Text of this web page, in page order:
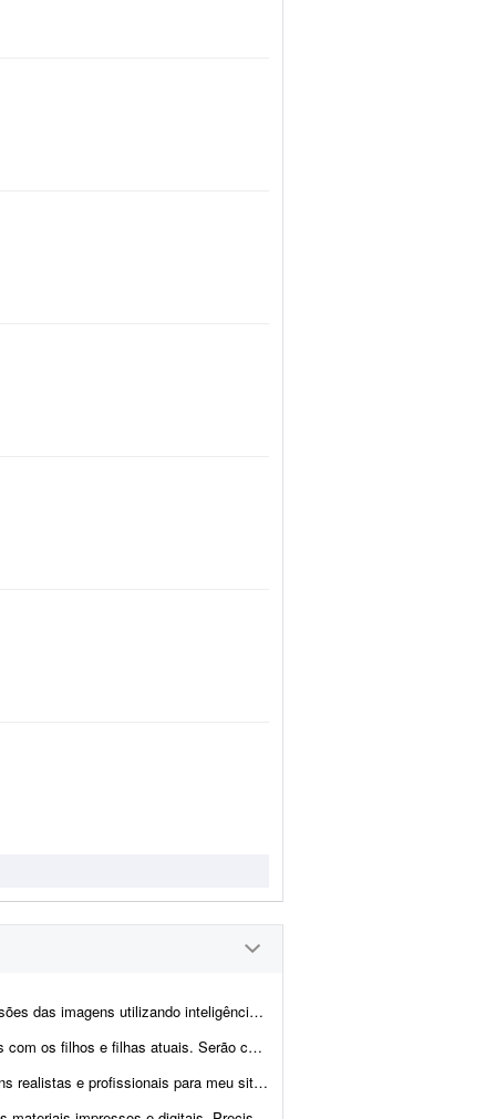
artificial (IA), explorando diferentes cen&aacut...
com as pessoas abraçadas e sorrindo. Qual o valor e o prazo d...
cerca de 250 produtos (móveis em madeira e estofados) q...